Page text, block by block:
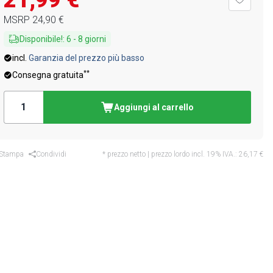
MSRP 24,90 €
Disponibile!: 6 - 8 giorni
incl. Garanzia del prezzo più basso
Consegna gratuita**
Aggiungi al carrello
Condividi * prezzo netto | prezzo lordo incl. 19% IVA.: 26,17 €